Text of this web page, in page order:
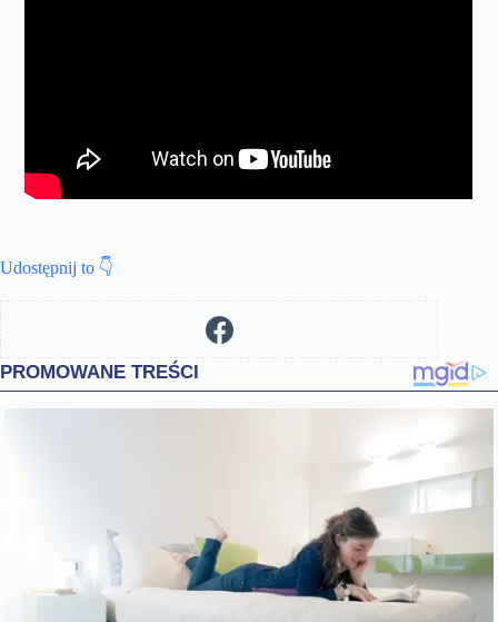
Udostępnij to 👇